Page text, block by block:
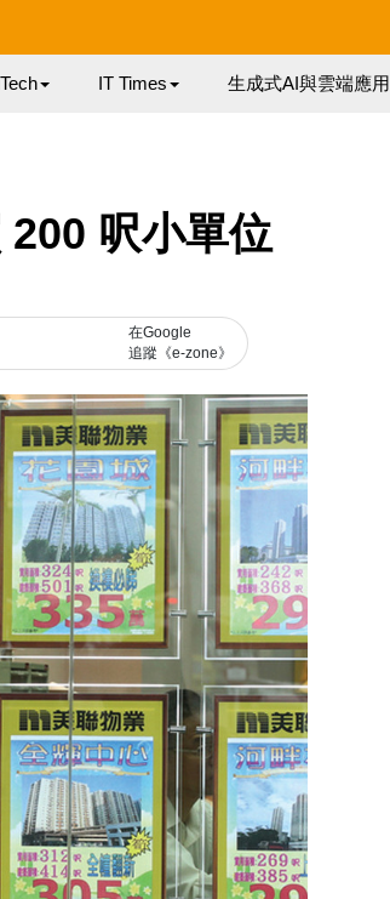
IT Times 生成式AI與雲端應用
呎小單位
在Google
追蹤《e-zone》